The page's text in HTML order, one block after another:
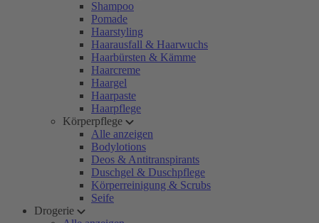
Shampoo
Pomade
Haarstyling
Haarausfall & Haarwuchs
Haarbürsten & Kämme
Haarcreme
Haargel
Haarpaste
Haarpflege
Körperpflege
Alle anzeigen
Bodylotions
Deos & Antitranspirants
Duschgel & Duschpflege
Körperreinigung & Scrubs
Seife
Drogerie